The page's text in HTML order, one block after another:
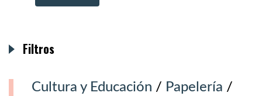
Cultura y Educación / Papelería /
Filtros